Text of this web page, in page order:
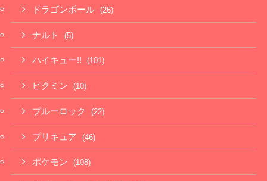
ドラゴンボール (26)
ナルト (5)
ハイキュー!! (101)
ピクミン (10)
ブルーロック (22)
プリキュア (46)
ポケモン (108)